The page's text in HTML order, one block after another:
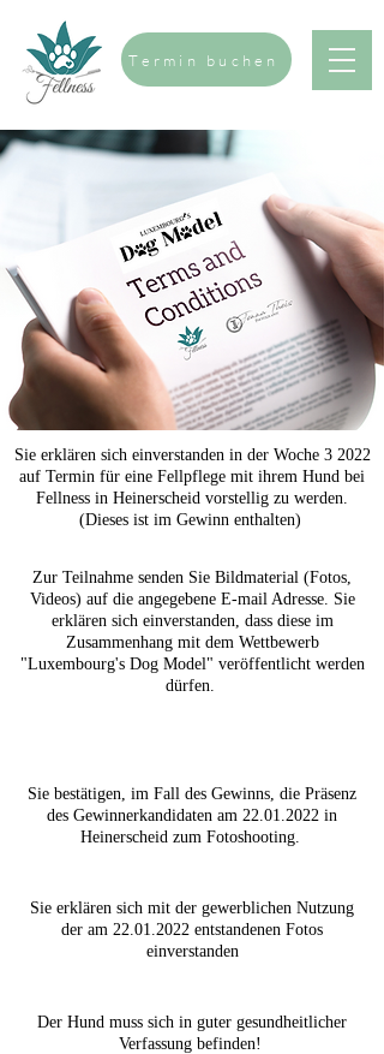
Termin buchen
Sie erklären sich einverstanden in der Woche 3 2022
auf Termin für eine Fellpflege mit ihrem Hund bei
Fellness in Heinerscheid vorstellig zu werden.
(Dieses ist im Gewinn enthalten)
Zur Teilnahme senden Sie Bildmaterial (Fotos,
Videos) auf die angegebene E-mail Adresse. Sie
erklären sich einverstanden, dass diese im
Zusammenhang mit dem Wettbewerb
"Luxembourg's Dog Model" veröffentlicht werden
dürfen.
Sie bestätigen, im Fall des Gewinns, die Präsenz
des Gewinnerkandidaten am 22.01.2022 in
Heinerscheid zum Fotoshooting.
Sie erklären sich mit der gewerblichen Nutzung
der am 22.01.2022 entstandenen Fotos
einverstanden
Der Hund muss sich in guter gesundheitlicher
Verfassung befinden!